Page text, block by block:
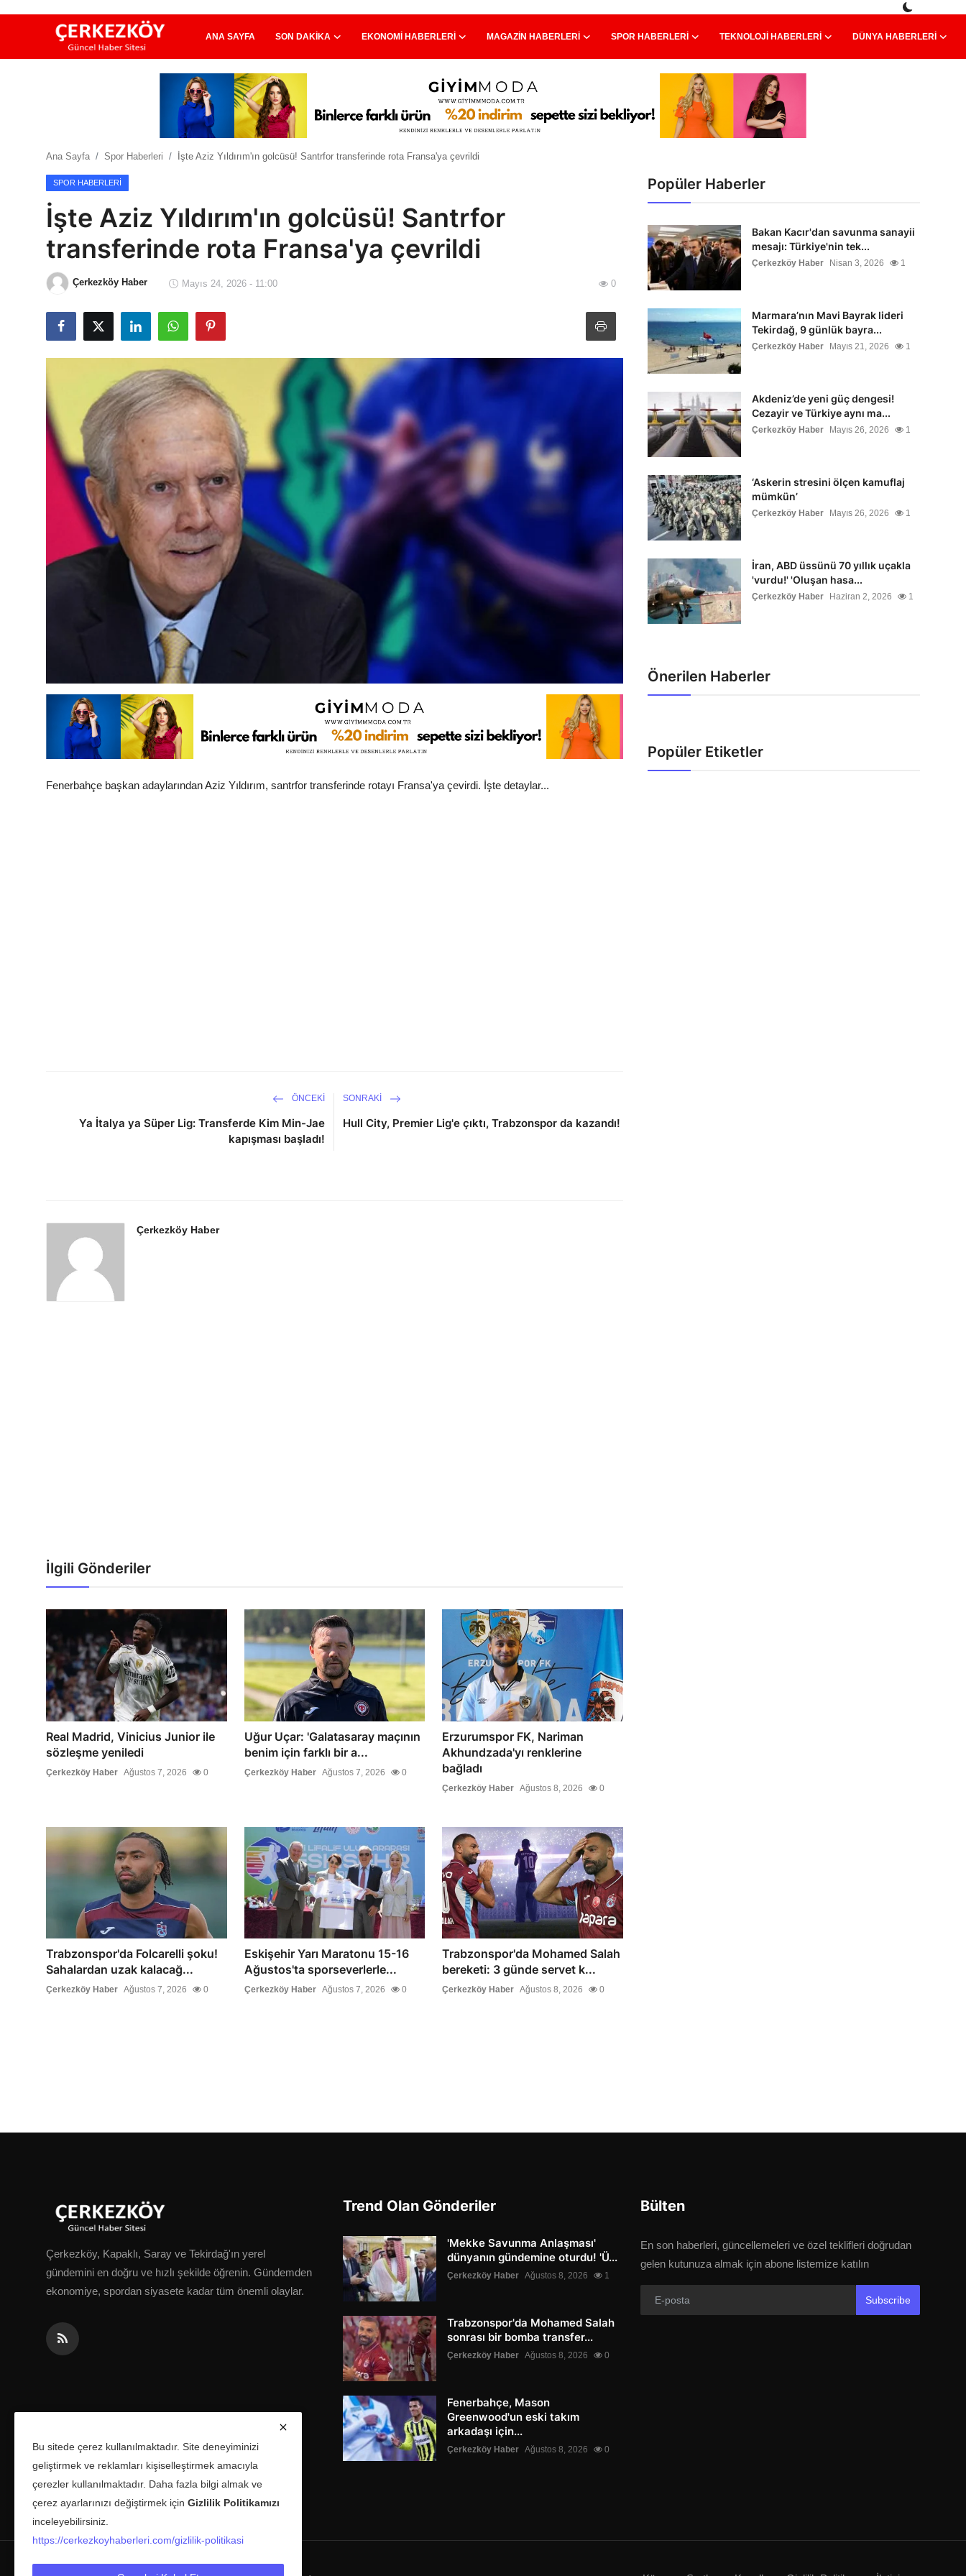
ANA SAYFA SON DAKIKA EKONOMI HABERLERI MAGAZIN HABERLERI SPOR HABERLERI TEKNOLOJI HABERLERI DÜNYA HABERLERI
Ekonomi Haberleri
Magazin Haberleri
Spor Haberleri
Teknoloji Haberleri
Çerkezköy
Ana Sayfa Spor Haberleri İşte Aziz Yıldırım'ın golcüsü! Santrfor transferinde rota Fransa'ya çevrildi
SPOR HABERLERI
İşte Aziz Yıldırım'ın golcüsü! Santrfor
transferinde rota Fransa'ya çevrildi
Çerkezköy Haber Mayıs 24, 2026 - 11:00 0
Fenerbahçe başkan adaylarından Aziz Yıldırım, santrfor transferinde rotayı Fransa'ya çevirdi. İşte detaylar...
ÖNCEKI
Ya İtalya ya Süper Lig: Transferde Kim Min-Jae
kapışması başladı!
SONRAKI
Hull City, Premier Lig'e çıktı, Trabzonspor da kazandı!
Çerkezköy Haber
İlgili Gönderiler
Real Madrid, Vinicius Junior ile
sözleşme yeniledi
Çerkezköy Haber Ağustos 7, 2026 0
Uğur Uçar: 'Galatasaray maçının
benim için farklı bir a...
Çerkezköy Haber Ağustos 7, 2026 0
Erzurumspor FK, Nariman
Akhundzada'yı renklerine
bağladı
Çerkezköy Haber Ağustos 8, 2026 0
Trabzonspor'da Folcarelli şoku!
Sahalardan uzak kalacağ...
Çerkezköy Haber Ağustos 7, 2026 0
Eskişehir Yarı Maratonu 15-16
Ağustos'ta sporseverlerle...
Çerkezköy Haber Ağustos 7, 2026 0
Trabzonspor'da Mohamed Salah
bereketi: 3 günde servet k...
Çerkezköy Haber Ağustos 8, 2026 0
Popüler Haberler
Bakan Kacır'dan savunma sanayii
mesajı: Türkiye'nin tek...
Çerkezköy Haber Nisan 3, 2026 1
Marmara’nın Mavi Bayrak lideri
Tekirdağ, 9 günlük bayra...
Çerkezköy Haber Mayıs 21, 2026 1
Akdeniz’de yeni güç dengesi!
Cezayir ve Türkiye aynı ma...
Çerkezköy Haber Mayıs 26, 2026 1
‘Askerin stresini ölçen kamuflaj
mümkün’
Çerkezköy Haber Mayıs 26, 2026 1
İran, ABD üssünü 70 yıllık uçakla
'vurdu!' 'Oluşan hasa...
Çerkezköy Haber Haziran 2, 2026 1
Önerilen Haberler
Popüler Etiketler
Çerkezköy, Kapaklı, Saray ve Tekirdağ'ın yerel
gündemini en doğru ve hızlı şekilde öğrenin. Gündemden
ekonomiye, spordan siyasete kadar tüm önemli olaylar.
Trend Olan Gönderiler
'Mekke Savunma Anlaşması'
dünyanın gündemine oturdu! 'Ü...
Çerkezköy Haber Ağustos 8, 2026 1
Trabzonspor'da Mohamed Salah
sonrası bir bomba transfer...
Çerkezköy Haber Ağustos 8, 2026 0
Fenerbahçe, Mason
Greenwood'un eski takım
arkadaşı için...
Çerkezköy Haber Ağustos 8, 2026 0
Bülten
En son haberleri, güncellemeleri ve özel teklifleri doğrudan
gelen kutunuza almak için abone listemize katılın
Subscribe
Bu sitede çerez kullanılmaktadır. Site deneyiminizi
geliştirmek ve reklamları kişiselleştirmek amacıyla
çerezler kullanılmaktadır. Daha fazla bilgi almak ve
çerez ayarlarınızı değiştirmek için Gizlilik Politikamızı
inceleyebilirsiniz.
https://cerkezkoyhaberleri.com/gizlilik-politikasi